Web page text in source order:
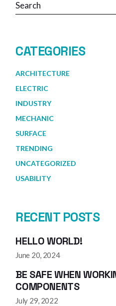
CATEGORIES
ARCHITECTURE
ELECTRIC
INDUSTRY
MECHANIC
SURFACE
TRENDING
UNCATEGORIZED
USABILITY
RECENT POSTS
HELLO WORLD!
June 20, 2024
BE SAFE WHEN
COMPONENTS
July 29, 2022